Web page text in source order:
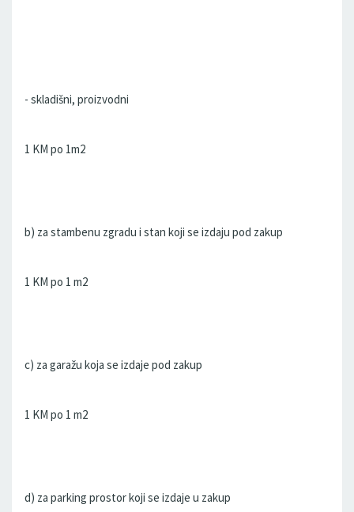
- skladišni, proizvodni
1 KM po 1m2
b) za stambenu zgradu i stan koji se izdaju pod zakup
1 KM po 1 m2
c) za garažu koja se izdaje pod zakup
1 KM po 1 m2
d) za parking prostor koji se izdaje u zakup